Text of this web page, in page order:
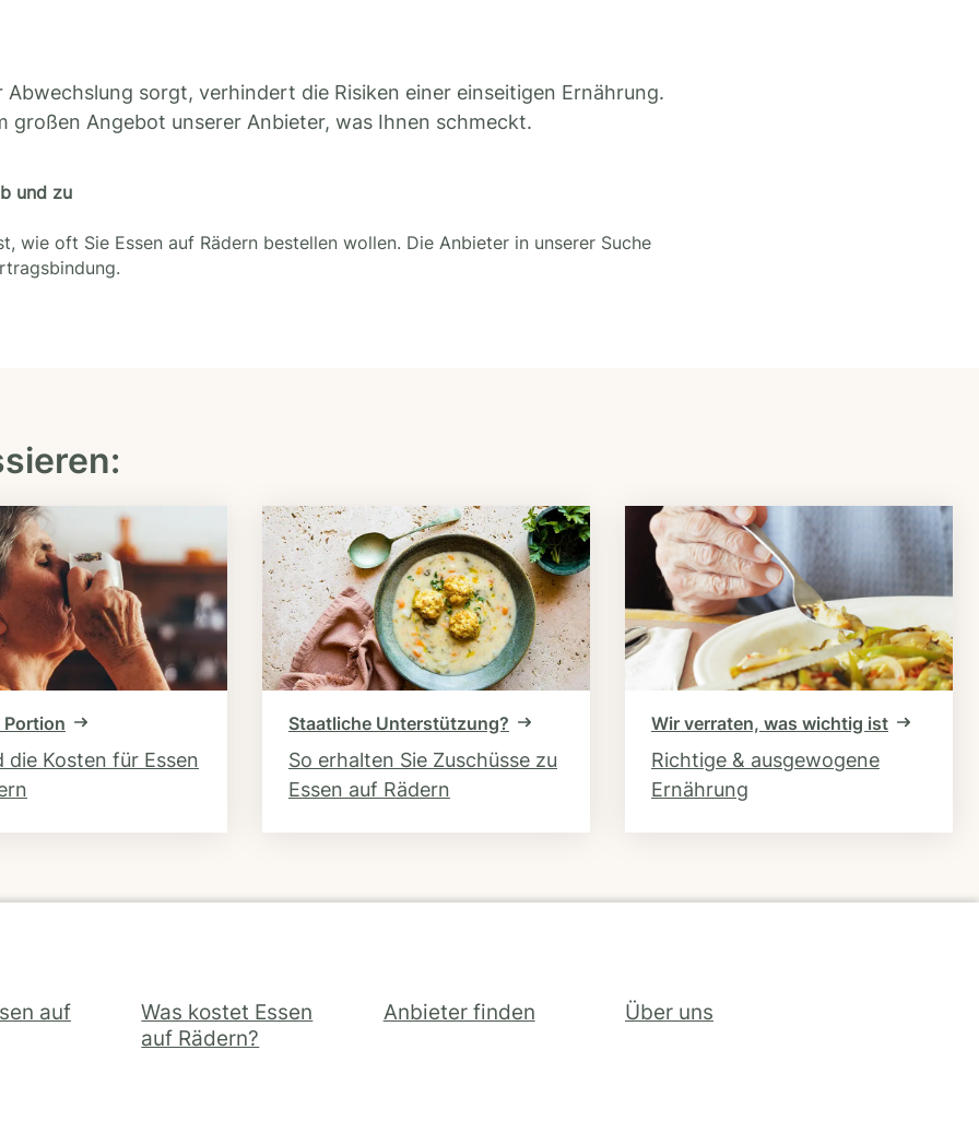
Abwechslung sorgt, verhindert die Risiken einer einseitigen Ernährung.
großen Angebot unserer Anbieter, was Ihnen schmeckt.
und zu
wie oft Sie Essen auf Rädern bestellen wollen. Die Anbieter in unserer Suche
Portion
die Kosten für Essen
Staatliche Unterstützung?
So erhalten Sie Zuschüsse zu
Essen auf Rädern
Wir verraten, was wichtig ist
Richtige & ausgewogene
Ernährung
auf
Was kostet Essen
auf Rädern?
Anbieter finden Über uns